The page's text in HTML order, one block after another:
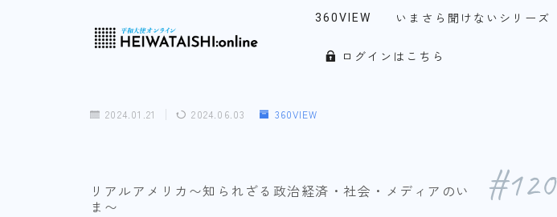
360VIEW
リアル・アメリカ
いまさら聞けないシリーズ
ログインはこちら
2024.01.21 2024.06.03 360VIEW
リアルアメリカ〜知られざる政治経済・社会・メディアのい
ま〜
#120